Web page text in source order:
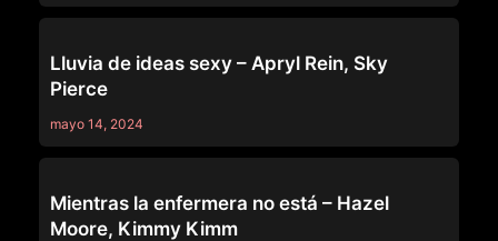
Lluvia de ideas sexy – Apryl Rein, Sky
Pierce
mayo 14, 2024
Mientras la enfermera no está – Hazel
Moore, Kimmy Kimm